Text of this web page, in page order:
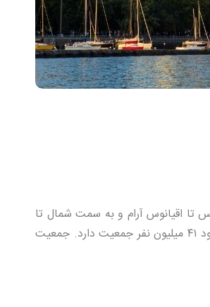
قلمرو است که از اقیانوس اطلس تا اقیانوس آرام و به سمت شمال تا
اقیانوس منجمد شمالی امتداد دارد. کانادا، دومین کشور پهناور جهان است که حدود ۴۱ میلیون نفر جمعیت دارد. جمعیت